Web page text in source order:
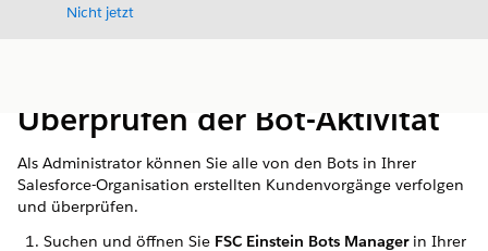
Nicht jetzt
Überprüfen der Bot-Aktivität
Als Administrator können Sie alle von den Bots in Ihrer
Salesforce-Organisation erstellten Kundenvorgänge verfolgen
und überprüfen.
Suchen und öffnen Sie FSC Einstein Bots Managerin Ihrer